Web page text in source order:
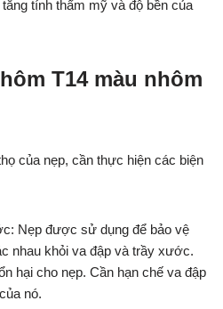
tính thẩm mỹ và độ bền của
T14 màu nhôm
của nẹp, cần thực hiện các biện
Nẹp được sử dụng để bảo vệ
nhau khỏi va đập và trầy xước.
hại cho nẹp. Cần hạn chế va đập
nó.